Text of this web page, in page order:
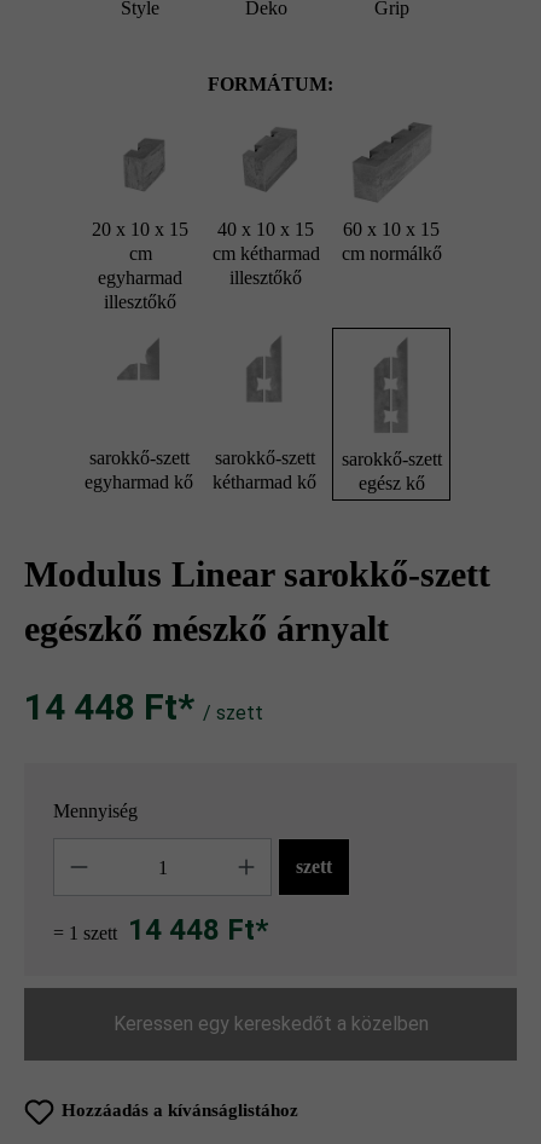
Style Deko Grip
FORMÁTUM:
20 x 10 x 15
cm
egyharmad
illesztőkő
40 x 10 x 15
cm kétharmad
illesztőkő
60 x 10 x 15
cm normálkő
sarokkő-szett
egyharmad kő
sarokkő-szett
kétharmad kő
sarokkő-szett
egész kő
Modulus Linear sarokkő-szett
egészkő mészkő árnyalt
14 448 Ft‎‎‎* / szett
Mennyiség
szett
= 1 szett 14 448 Ft*
Keressen egy kereskedőt a közelben
Hozzáadás a kívánságlistához